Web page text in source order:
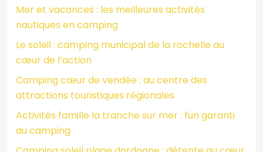
Mer et vacances : les meilleures activités
nautiques en camping
Le soleil : camping municipal de la rochelle au
cœur de l’action
Camping cœur de vendée : au centre des
attractions touristiques régionales
Activités famille la tranche sur mer : fun garanti
au camping